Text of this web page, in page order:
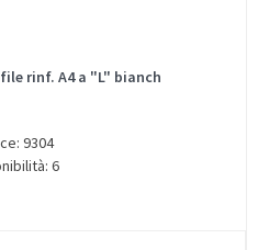
rinf. A4 a "L" bianch
9304
6